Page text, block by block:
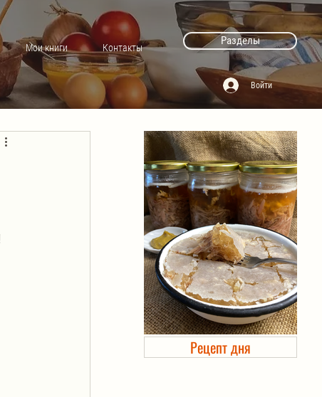
Мои книги Контакты
Разделы
Войти
Холодец в банке. Автоклав
Рецепт дня